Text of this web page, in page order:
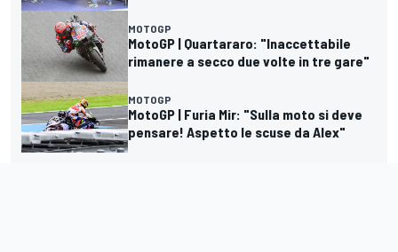
MOTOGP
MotoGP | Quartararo: "Inaccettabile
rimanere a secco due volte in tre gare"
MOTOGP
MotoGP | Furia Mir: "Sulla moto si deve
pensare! Aspetto le scuse da Alex"